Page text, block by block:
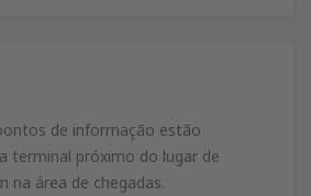
de informação estão
terminal próximo do lugar de
na área de chegadas.